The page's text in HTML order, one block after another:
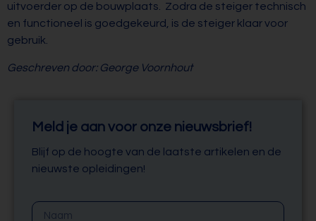
uitvoerder op de bouwplaats. Zodra de steiger technisch
en functioneel is goedgekeurd, is de steiger klaar voor
gebruik.
Geschreven door: George Voornhout
Meld je aan voor onze nieuwsbrief!
Blijf op de hoogte van de laatste artikelen en de
nieuwste opleidingen!